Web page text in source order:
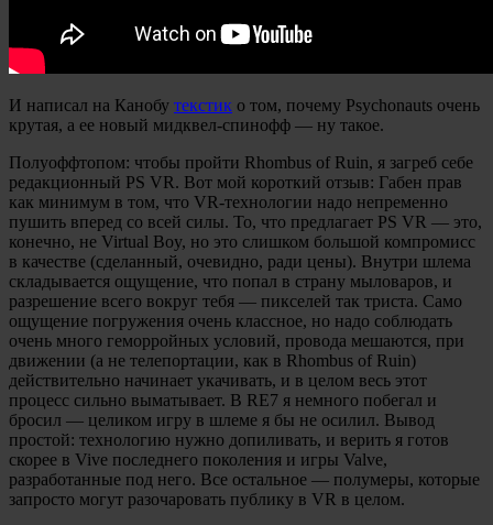
И написал на Канобу текстик о том, почему Psychonauts очень
крутая, а ее новый мидквел-спинофф — ну такое.
Полуоффтопом: чтобы пройти Rhombus of Ruin, я загреб себе
редакционный PS VR. Вот мой короткий отзыв: Габен прав
как минимум в том, что VR-технологии надо непременно
пушить вперед со всей силы. То, что предлагает PS VR — это,
конечно, не Virtual Boy, но это слишком большой компромисс
в качестве (сделанный, очевидно, ради цены). Внутри шлема
складывается ощущение, что попал в страну мыловаров, и
разрешение всего вокруг тебя — пикселей так триста. Само
ощущение погружения очень классное, но надо соблюдать
очень много геморройных условий, провода мешаются, при
движении (а не телепортации, как в Rhombus of Ruin)
действительно начинает укачивать, и в целом весь этот
процесс сильно выматывает. В RE7 я немного побегал и
бросил — целиком игру в шлеме я бы не осилил. Вывод
простой: технологию нужно допиливать, и верить я готов
скорее в Vive последнего поколения и игры Valve,
разработанные под него. Все остальное — полумеры, которые
запросто могут разочаровать публику в VR в целом.